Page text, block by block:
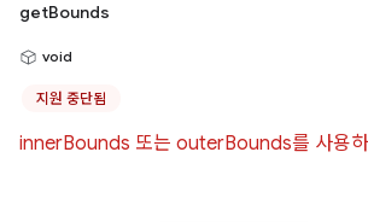
getBounds
void
지원 중단됨
innerBounds 또는 outerBounds를 사용